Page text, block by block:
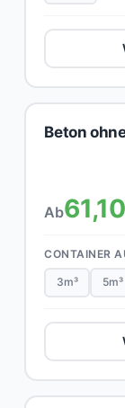
Beton
Ab
CONTAINER
3m³ 5m³